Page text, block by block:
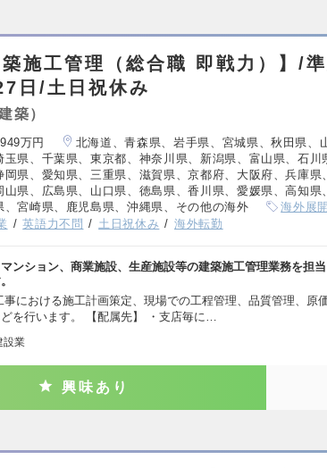
築施工管理（総合職 即戦力）】/
日/土日祝休み
築）
万円
北海道、青森県、岩手県、宮城県、秋田県、
玉県、千葉県、東京都、神奈川県、新潟県、富山県、石
岡県、愛知県、三重県、滋賀県、京都府、大阪府、兵庫県
山県、広島県、山口県、徳島県、香川県、愛媛県、高知県
、宮崎県、鹿児島県、沖縄県、その他の海外
海外展
英語力不問 土日祝休み 海外転勤
ンション、商業施設、生産施設等の建築施工管理業務を担
事における施工計画策定、現場での工程管理、品質管理、原
を行います。 【配属先】 ・支店毎に…
設業
興味あり